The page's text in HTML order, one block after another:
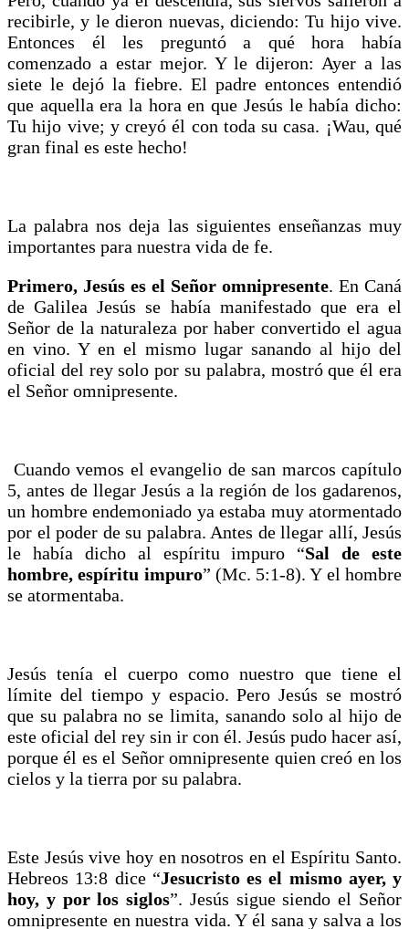
recibirle, y le dieron nuevas, diciendo: Tu hijo vive.
Entonces él les preguntó a qué hora había
comenzado a estar mejor. Y le dijeron: Ayer a las
siete le dejó la fiebre. El padre entonces entendió
que aquella era la hora en que Jesús le había dicho:
Tu hijo vive; y creyó él con toda su casa. ¡Wau, qué
gran final es este hecho!
La palabra nos deja las siguientes enseñanzas muy
importantes para nuestra vida de fe.
Primero, Jesús es el Señor omnipresente. En Caná
de Galilea Jesús se había manifestado que era el
Señor de la naturaleza por haber convertido el agua
en vino. Y en el mismo lugar sanando al hijo del
oficial del rey solo por su palabra, mostró que él era
el Señor omnipresente.
Cuando vemos el evangelio de san marcos capítulo
5, antes de llegar Jesús a la región de los gadarenos,
un hombre endemoniado ya estaba muy atormentado
por el poder de su palabra. Antes de llegar allí, Jesús
le había dicho al espíritu impuro “Sal de este
hombre, espíritu impuro” (Mc. 5:1-8). Y el hombre
se atormentaba.
Jesús tenía el cuerpo como nuestro que tiene el
límite del tiempo y espacio. Pero Jesús se mostró
que su palabra no se limita, sanando solo al hijo de
este oficial del rey sin ir con él. Jesús pudo hacer así,
porque él es el Señor omnipresente quien creó en los
cielos y la tierra por su palabra.
Este Jesús vive hoy en nosotros en el Espíritu Santo.
Hebreos 13:8 dice “Jesucristo es el mismo ayer, y
hoy, y por los siglos”. Jesús sigue siendo el Señor
omnipresente en nuestra vida. Y él sana y salva a los